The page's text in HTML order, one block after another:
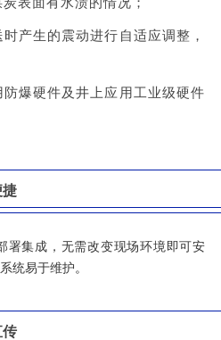
产生的震动进行自适应调整，
爆硬件及井上应用工业级硬件
捷
署集成，无需改变现场环境即可安
统易于维护。
传